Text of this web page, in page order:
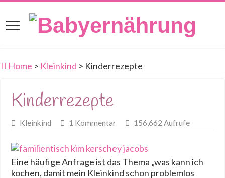
Home > Kleinkind > Kinderrezepte
Kinderrezepte
Kleinkind 1 Kommentar 156,662 Aufrufe
Eine häufige Anfrage ist das Thema „was kann ich
kochen, damit mein Kleinkind schon problemlos